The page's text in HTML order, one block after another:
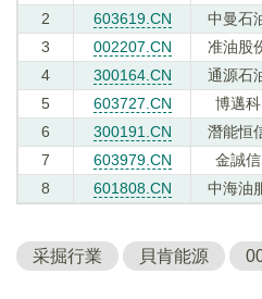
2
603619.CN 中曼石
3
002207.CN 准油股
4
300164.CN 通源石
5
603727.CN 博邁科
6
300191.CN 潛能恒
7
603979.CN 金誠信
8
601808.CN 中海油
采掘行業 貝肯能源